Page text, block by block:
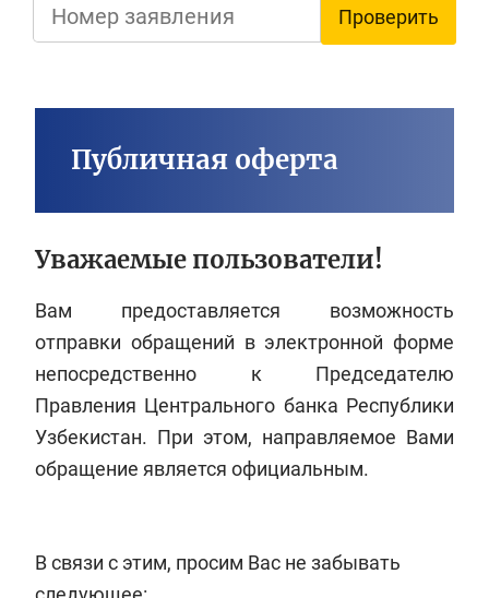
Проверить
Публичная оферта
Уважаемые пользователи!
Вам предоставляется возможность
отправки обращений в электронной форме
непосредственно к Председателю
Правления Центрального банка Республики
Узбекистан. При этом, направляемое Вами
обращение является официальным.
В связи с этим, просим Вас не забывать